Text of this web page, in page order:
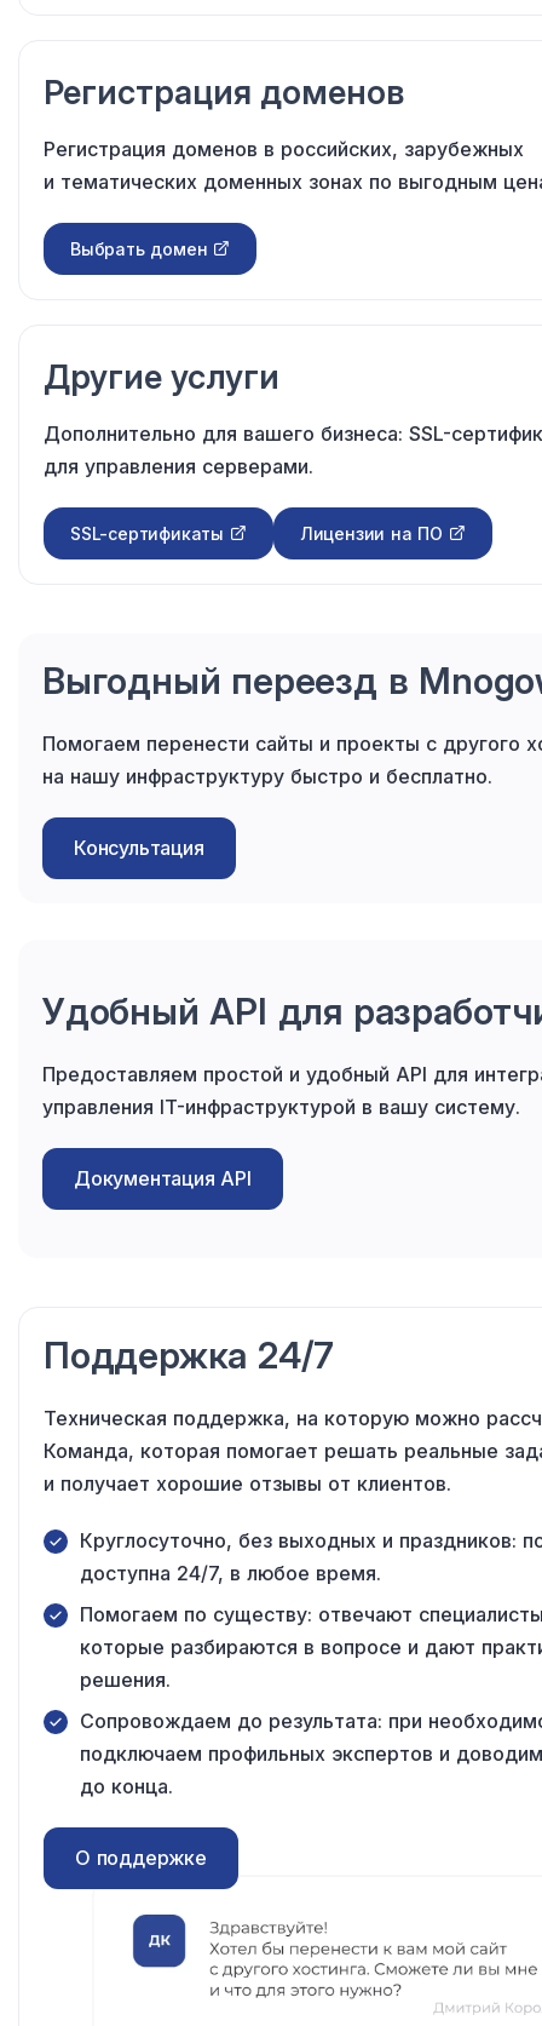
Регистрация доменов
Регистрация доменов в российских, зарубежных
и тематических доменных зонах по выгодным
Выбрать домен
Другие услуги
Дополнительно для вашего бизнеса: SSL-
для управления серверами.
SSL-сертификаты Лицензии на ПО
Выгодный переезд в
Помогаем перенести сайты и проекты с другого
на нашу инфраструктуру быстро и бесплатно.
Консультация
Удобный API для
Предоставляем простой и удобный API для
управления IT-инфраструктурой в вашу систему.
Документация API
Поддержка 24/7
Техническая поддержка, на которую можно
Команда, которая помогает решать реальные
и получает хорошие отзывы от клиентов.
Круглосуточно, без выходных и праздников:
доступна 24/7, в любое время.
Помогаем по существу: отвечают
которые разбираются в вопросе и дают
решения.
Сопровождаем до результата: при
подключаем профильных экспертов и
до конца.
О поддержке